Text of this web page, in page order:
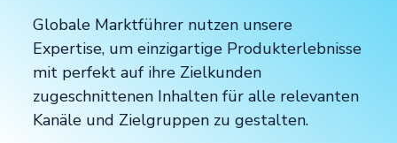
Globale Marktführer nutzen unsere
Expertise, um einzigartige Produkterlebnisse
mit perfekt auf ihre Zielkunden
zugeschnittenen Inhalten für alle relevanten
Kanäle und Zielgruppen zu gestalten.